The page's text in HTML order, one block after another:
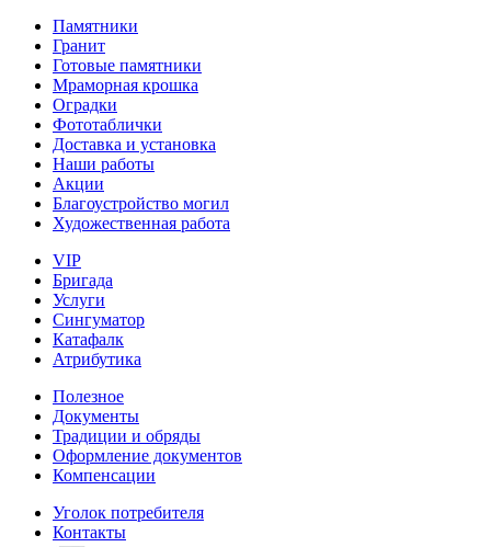
Памятники
Гранит
Готовые памятники
Мраморная крошка
Оградки
Фототаблички
Доставка и установка
Наши работы
Акции
Благоустройство могил
Художественная работа
VIP
Бригада
Услуги
Сингуматор
Катафалк
Атрибутика
Полезное
Документы
Традиции и обряды
Оформление документов
Компенсации
Уголок потребителя
Контакты